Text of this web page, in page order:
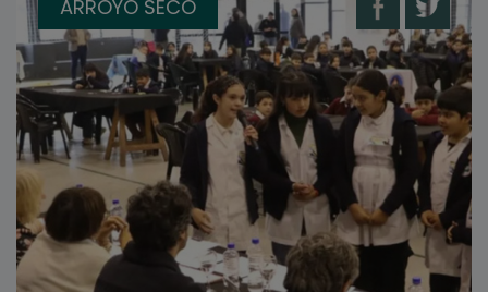
ARROYO SECO